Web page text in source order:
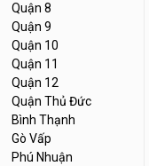
Quận 8
Quận 9
Quận 10
Quận 11
Quận 12
Quận Thủ Đức
Bình Thạnh
Gò Vấp
Phú Nhuận